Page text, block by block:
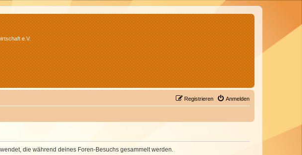
e.V.
Anmelden
Registrieren
die während deines Foren-Besuchs gesammelt werden.